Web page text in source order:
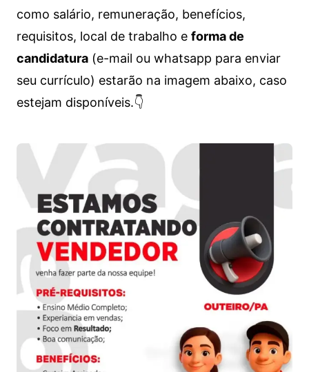
como salário, remuneração, benefícios,
requisitos, local de trabalho e forma de
candidatura(e-mail ou whatsapp para enviar
seu currículo) estarão na imagem abaixo, caso
estejam disponíveis.👇